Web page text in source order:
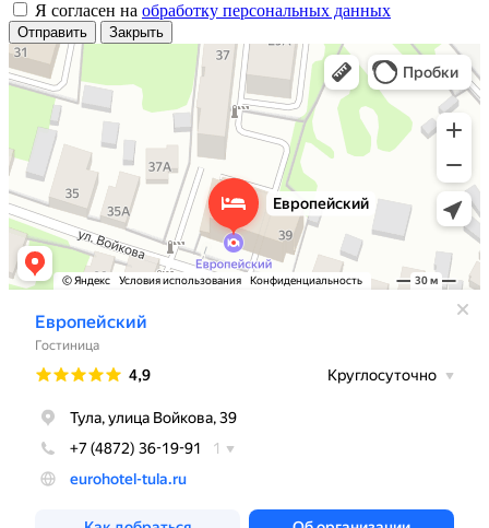
Я согласен на обработку персональных данных
Отправить Закрыть